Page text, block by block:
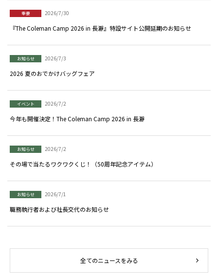
重要 2026/7/30
『The Coleman Camp 2026 in 長瀞』特設サイト公開延期のお知らせ
お知らせ 2026/7/3
2026 夏のおでかけバッグフェア
イベント 2026/7/2
今年も開催決定！The Coleman Camp 2026 in 長瀞
お知らせ 2026/7/2
その場で当たるワクワクくじ！（50周年記念アイテム）
お知らせ 2026/7/1
職務執行者および社長交代のお知らせ
全てのニュースをみる